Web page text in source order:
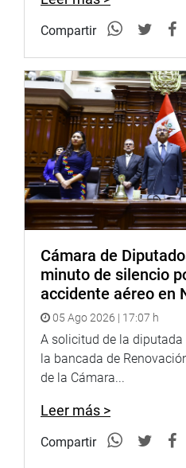
quebradas se activaron y
inundaciones, pérdidas
persona.
trabajo en las próximas
competentes para acelerar
Compartir
Cámara de
minuto de silencio
accidente aéreo en
05 Ago 2026 | 17:07 h
A solicitud de la diputada
la bancada de
de la Cámara...
Leer más >
Compartir